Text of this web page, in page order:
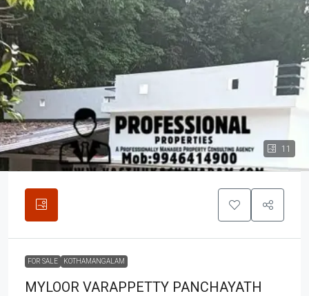
11
FOR SALE KOTHAMANGALAM
MYLOOR VARAPPETTY PANCHAYATH